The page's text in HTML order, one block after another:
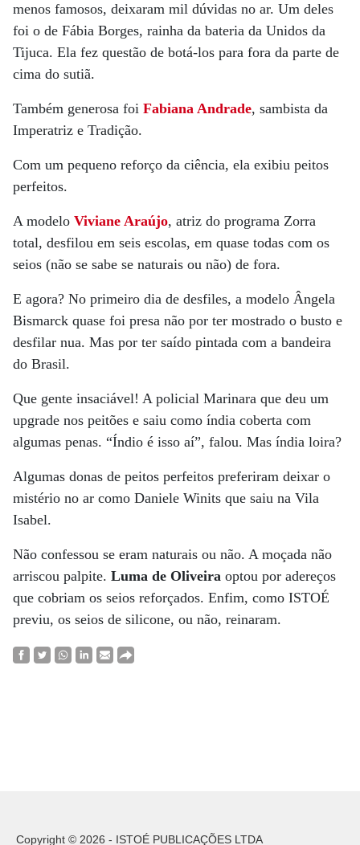
menos famosos, deixaram mil dúvidas no ar. Um deles
foi o de Fábia Borges, rainha da bateria da Unidos da
Tijuca. Ela fez questão de botá-los para fora da parte de
cima do sutiã.
Também generosa foi Fabiana Andrade, sambista da
Imperatriz e Tradição.
Com um pequeno reforço da ciência, ela exibiu peitos
perfeitos.
A modelo Viviane Araújo, atriz do programa Zorra
total, desfilou em seis escolas, em quase todas com os
seios (não se sabe se naturais ou não) de fora.
E agora? No primeiro dia de desfiles, a modelo Ângela
Bismarck quase foi presa não por ter mostrado o busto e
desfilar nua. Mas por ter saído pintada com a bandeira
do Brasil.
Que gente insaciável! A policial Marinara que deu um
upgrade nos peitões e saiu como índia coberta com
algumas penas. “Índio é isso aí”, falou. Mas índia loira?
Algumas donas de peitos perfeitos preferiram deixar o
mistério no ar como Daniele Winits que saiu na Vila
Isabel.
Não confessou se eram naturais ou não. A moçada não
arriscou palpite. Luma de Oliveira optou por adereços
que cobriam os seios reforçados. Enfim, como ISTOÉ
previu, os seios de silicone, ou não, reinaram.
Copyright © 2026 - ISTOÉ PUBLICAÇÕES LTDA